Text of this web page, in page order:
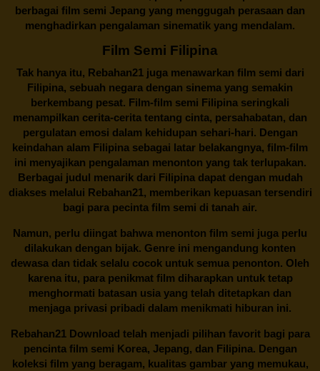
berbagai film semi Jepang yang menggugah perasaan dan
menghadirkan pengalaman sinematik yang mendalam.
Film Semi Filipina
Tak hanya itu, Rebahan21juga menawarkan film semi dari
Filipina, sebuah negara dengan sinema yang semakin
berkembang pesat. Film-film semi Filipina seringkali
menampilkan cerita-cerita tentang cinta, persahabatan, dan
pergulatan emosi dalam kehidupan sehari-hari. Dengan
keindahan alam Filipina sebagai latar belakangnya, film-film
ini menyajikan pengalaman menonton yang tak terlupakan.
Berbagai judul menarik dari Filipina dapat dengan mudah
diakses melalui Rebahan21, memberikan kepuasan tersendiri
bagi para pecinta film semi di tanah air.
Namun, perlu diingat bahwa menonton film semi juga perlu
dilakukan dengan bijak. Genre ini mengandung konten
dewasa dan tidak selalu cocok untuk semua penonton. Oleh
karena itu, para penikmat film diharapkan untuk tetap
menghormati batasan usia yang telah ditetapkan dan
menjaga privasi pribadi dalam menikmati hiburan ini.
Rebahan21Download telah menjadi pilihan favorit bagi para
pencinta film semi Korea, Jepang, dan Filipina. Dengan
koleksi film yang beragam, kualitas gambar yang memukau,